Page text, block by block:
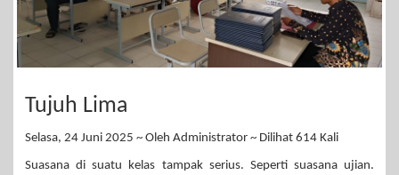
Tujuh Lima
Selasa, 24 Juni 2025 ~ Oleh Administrator ~ Dilihat 614 Kali
Suasana di suatu kelas tampak serius. Seperti suasana ujian.